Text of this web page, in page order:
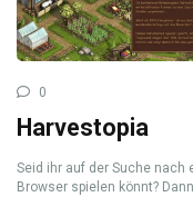
0
Harvestopia
Seid ihr auf der Suche nach
Browser spielen könnt?